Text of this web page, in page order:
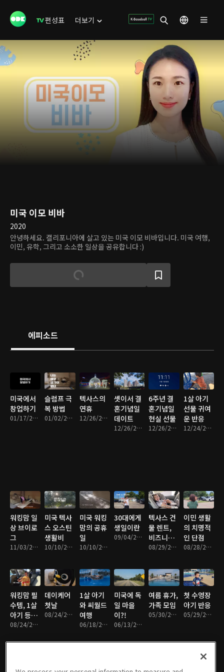
편성표 더보기
미국 이모 비바
2020
안녕하세요. 캘리포니아에 살고 있는 미국 이모 비바입니다. 미국 여행,
이민, 유학, 그리고 소소한 일상을 공유합니다 :)
에피소드
미국에서
창업하기
01/17/2024 • 7분
슬럼프 극
복 방법
01/02/2024 • 6분
텍사스의
연휴
12/26/2023 • 6분
셋이서 결
혼기념일
데이트
12/26/2023 • 5분
6주년 결
혼기념일
현실 선물
12/26/2023 • 5분
1살 아기
선물 귀여
운 반응
12/24/2023 • 9분
워킹맘 일
상 브이로
그
11/03/2023 • 5분
미국 텍사
스 오스틴
생활비
10/10/2023 • 9분
미국 워킹
맘의 공휴
일
10/10/2023 • 5분
30대에게
생일이란
09/04/2023 • 5분
텍사스 건
물 렌트,
비즈니스
시작
08/29/2023 • 8분
이민 생활
의 치명적
인 단점
08/28/2023 • 5분
워킹맘 필
수템, 1살
아기 등원
룩
08/24/2023 • 6분
데이케어
첫날
08/24/2023 • 7분
1살 아기
와 씨월드
여행
06/18/2023 • 6분
미국에 독
일 마을
이?!
06/13/2023 • 8분
여름 휴가,
가족 모임
05/30/2023 • 5분
첫 수영장
아기 반응
05/29/2023 • 4분